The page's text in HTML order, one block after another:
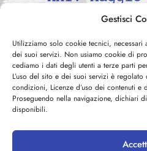
Gestisci
Utilizziamo solo cookie tecnici,
dei suoi servizi. Non usiamo cookie di
cediamo i dati degli utenti a terze parti
L’uso del sito e dei suoi servizi è
condizioni, Licenze d’uso dei contenuti e
Proseguendo nella navigazione, dichiari
disponibili.
Messina,